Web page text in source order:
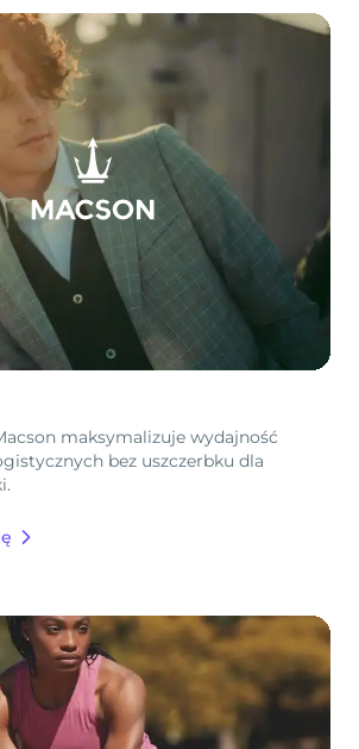
maksymalizuje wydajność
bez uszczerbku dla